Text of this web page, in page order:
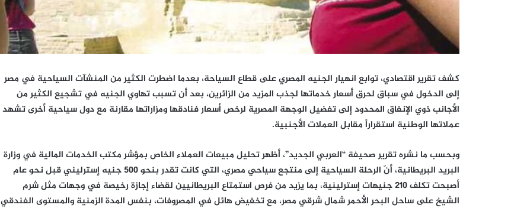
كشف تقرير اقتصادي، توابع انهيار الجنيه المصري على قطاع السياحة، بعدما اضطرت الكثير من المنشآت السياحية في مصر
إلى الدخول في سباق لحرق أسعار خدماتها لجذب المزيد من الزائرين، بعد أن تسبب تهاوي الجنيه في تشجيع الكثير من
الأجانب ذوي الإنفاق المحدود إلى تفضيل الوجهة المصرية لرخص أسعار فنادقها ومزاراتها مقارنة مع دول سياحية أخرى تشهد
عملاتها الوطنية استقراراً مقابل العملات الأجنبية.
وبحسب ما نشره تقرير صحيفة “العربي الجديد”، أظهر تحليل مبيعات العملاء الخاص بمؤشر مكتب الخدمات المالية في وزارة
البريد البريطانية، أنّ الرحلة السياحية إلى منتجع سياحي مصري، التي كانت تقدر بنحو 500 جنيه إسترليني قبل نحو عام
أصبحت تكلف 210 جنيهات إسترلينية، بما يزيد من فرص استمتاع البريطانيين لقضاء إجازة رخيصة في وجهات مثل شرم
الشيخ على ساحل البحر الأحمر شمال شرقي مصر، مع تخفيض هائل في المصروفات، بنفس المدة الزمنية والمستوى الفندقي